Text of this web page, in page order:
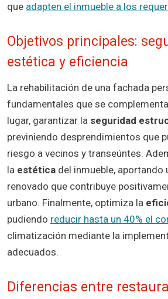
que adapten el inmueble a los
Objetivos principales:
estética y eficiencia
La rehabilitación de una fachada
fundamentales que se
lugar, garantizar la seguridad
previniendo desprendimientos que
riesgo a vecinos y transeúntes.
la estética del inmueble, aportando
renovado que contribuye
urbano. Finalmente, optimiza la
pudiendo reducir hasta un 40% el
climatización mediante la
adecuados.
Diferencias entre